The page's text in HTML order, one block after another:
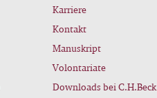
Karriere
Kontakt
Manuskript
Volontariate
Downloads bei C.H.Beck